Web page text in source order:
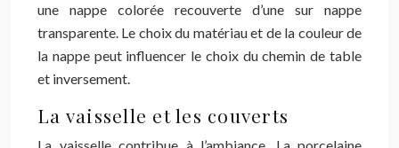
une nappe colorée recouverte d’une sur nappe
transparente. Le choix du matériau et de la couleur de
la nappe peut influencer le choix du chemin de table
et inversement.
La vaisselle et les couverts